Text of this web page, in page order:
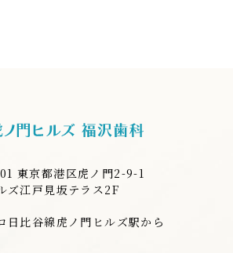
東京都港区虎ノ門2-9-1
ズ江戸見坂テラス2F
日比谷線虎ノ門ヒルズ駅から